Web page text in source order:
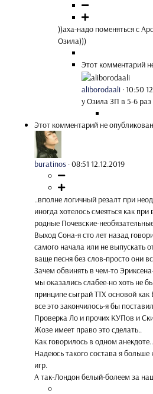
))аха-надо поменяться с
Озила)))
Этот комментарий
aliborodaali ·10:50
у Озила ЗП в 5-6
Этот комментарий не
buratinos ·08:51 12.12.2019
..вполне логичный резалт при
иногда хотелось смеяться как
родные Почевские-
Выход Сона-я сто лет назад
самого начала или не выпускать
ваще песня без слов-просто они
Зачем обвинять в чем-то
мы оказались слабее-но хоть не
принципе сыграй ТТХ основой
все это закончилось-я бы
Проверка Ло и прочих КУПов и
Жозе имеет право это сделать..
Как говорилось в одном
Надеюсь такого состава я
игр.
А так-Лондон белый-болеем за